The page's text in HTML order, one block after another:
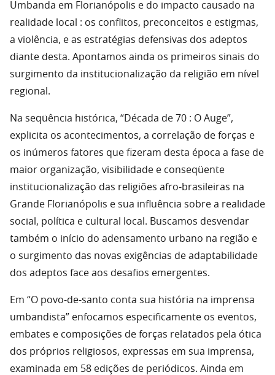
Umbanda em Florianópolis e do impacto causado na
realidade local : os conflitos, preconceitos e estigmas,
a violência, e as estratégias defensivas dos adeptos
diante desta. Apontamos ainda os primeiros sinais do
surgimento da institucionalização da religião em nível
regional.
Na seqüência histórica, “Década de 70 : O Auge”,
explicita os acontecimentos, a correlação de forças e
os inúmeros fatores que fizeram desta época a fase de
maior organização, visibilidade e conseqüente
institucionalização das religiões afro-brasileiras na
Grande Florianópolis e sua influência sobre a realidade
social, política e cultural local. Buscamos desvendar
também o início do adensamento urbano na região e
o surgimento das novas exigências de adaptabilidade
dos adeptos face aos desafios emergentes.
Em “O povo-de-santo conta sua história na imprensa
umbandista” enfocamos especificamente os eventos,
embates e composições de forças relatados pela ótica
dos próprios religiosos, expressas em sua imprensa,
examinada em 58 edições de periódicos. Ainda em